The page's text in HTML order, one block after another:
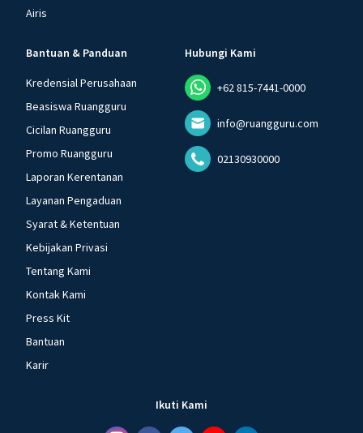
Airis
Bantuan & Panduan
Kredensial Perusahaan
Beasiswa Ruangguru
Cicilan Ruangguru
Promo Ruangguru
Laporan Kerentanan
Layanan Pengaduan
Syarat & Ketentuan
Kebijakan Privasi
Tentang Kami
Kontak Kami
Press Kit
Bantuan
Karir
Hubungi Kami
+62 815-7441-0000
info@ruangguru.com
02130930000
Ikuti Kami